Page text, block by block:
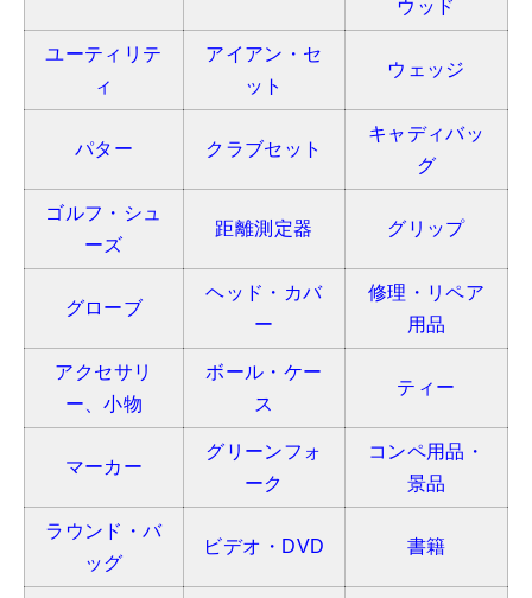
ウッド
ユーティリテ
ィ
アイアン・セ
ット
ウェッジ
パター クラブセット
キャディバッ
グ
ゴルフ・シュ
ーズ
距離測定器 グリップ
グローブ
ヘッド・カバ
ー
修理・リペア
用品
アクセサリ
ー、小物
ボール・ケー
ス
ティー
マーカー
グリーンフォ
ーク
コンペ用品・
景品
ラウンド・バ
ッグ
ビデオ・DVD 書籍